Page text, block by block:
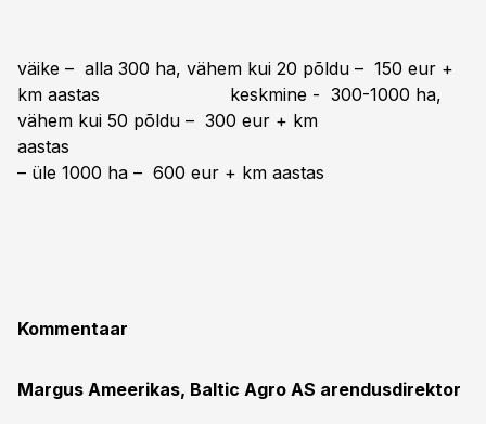
väike – alla 300 ha, vähem kui 20 põldu – 150 eur +
km aastas keskmine - 300-1000 ha,
vähem kui 50 põldu – 300 eur + km
aastas
– üle 1000 ha – 600 eur + km aastas
Kommentaar
Margus Ameerikas, Baltic Agro AS arendusdirektor